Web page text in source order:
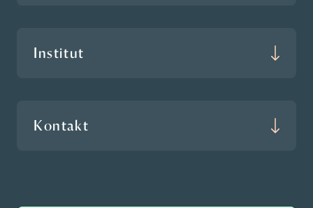
Institut
Kontakt